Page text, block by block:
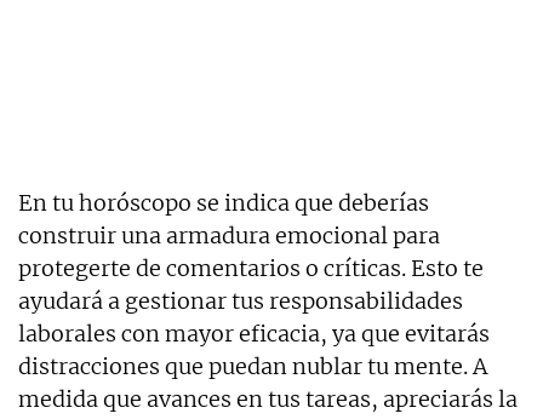
En tu horóscopo se indica que deberías
construir una armadura emocional para
protegerte de comentarios o críticas. Esto te
ayudará a gestionar tus responsabilidades
laborales con mayor eficacia, ya que evitarás
distracciones que puedan nublar tu mente. A
medida que avances en tus tareas, apreciarás la